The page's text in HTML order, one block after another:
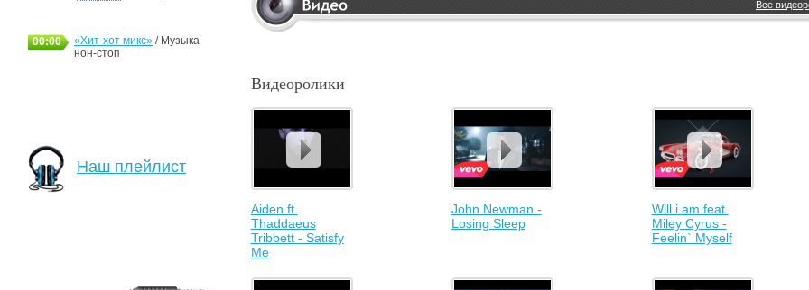
00:00 «Хит-хот микс» / Музыка
нон-стоп
Наш плейлист
Все
Видеоролики
Aiden ft.
Thaddaeus
Tribbett - Satisfy
Me
John Newman -
Losing Sleep
Will.i.am feat.
Miley Cyrus -
Feelin` Myself